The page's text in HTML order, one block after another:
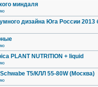
миндаля
дизайна Юга России 2013
PLANT NUTRITION + liquid
T5/КЛЛ 55-80W (Москва)